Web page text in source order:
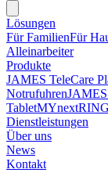
Lösungen
Für FamilienFür
Alleinarbeiter
Produkte
JAMES TeleCare
Notrufuhren
TabletMYnextRING
Dienstleistungen
Über uns
News
Kontakt